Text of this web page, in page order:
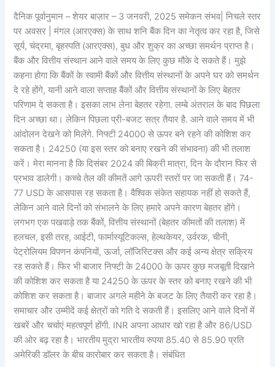
दैनिक पूर्वानुमान – शेयर बाज़ार – 3 जनवरी, 2025 समेकन संभव| निचले स्तर
पर अवसर | मंगल (आरएक्स) के साथ शनि बैंक दिन का नेतृत्व कर रहा है, जिसे
सूर्य, चंद्रमा, बृहस्पति (आरएक्स), बुध और शुक्र का अच्छा समर्थन प्राप्त है।
बैंक और वित्तीय संस्थान आने वाले समय के लिए कुछ मौके दे सकते हैं। मुझे
कहना होगा कि बैंकों के स्वामी बैंकों और वित्तीय संस्थानों के अपने घर को समर्थन
दे रहे होंगे, यानी आने वाला सप्ताह बैंकों और वित्तीय संस्थानों के लिए बेहतर
परिणाम दे सकता है। इसका लाभ लेना बेहतर रहेगा. लम्बे अंतराल के बाद पिछला
दिन अच्छा था। लेकिन पिछला प्री-बजट सत्र तैयार है. आने वाले समय में भी
आंदोलन देखने को मिलेंगे. निफ्टी 24000 से ऊपर बने रहने की कोशिश कर
सकता है। 24250 (या इस स्तर को बनाए रखने की संभावना) की भी तलाश
करें। मेरा मानना ​​है कि दिसंबर 2024 की बिक्री मात्रा, दिन के दौरान फिर से
प्रभाव डालेगी। कच्चे तेल की कीमतें आगे ऊपरी स्तरों पर जा सकती हैं। 74-
77 USD के आसपास रह सकता है। वैश्विक संकेत सहायक नहीं हो सकते हैं,
लेकिन आने वाले दिनों को संभालने के लिए हमारे अपने कारण बेहतर होंगे।
लगभग एक पखवाड़े तक बैंकों, वित्तीय संस्थानों (बेहतर कीमतों की तलाश) में
हलचल, इसी तरह, आईटी, फार्मास्यूटिकल्स, हेल्थकेयर, उर्वरक, चीनी,
पेट्रोलियम विपणन कंपनियों, ऊर्जा, लॉजिस्टिक्स और कई अन्य क्षेत्र सक्रिय
रह सकते हैं। फिर भी बाजार निफ्टी के 24000 के ऊपर कुछ मजबूती दिखाने
की कोशिश कर सकता है या 24250 के ऊपर के स्तर को बनाए रखने की भी
कोशिश कर सकता है। बाजार अगले महीने के बजट के लिए तैयारी कर रहा है।
समाचार और उम्मीदें कई क्षेत्रों को गति दे सकती हैं। इसलिए आने वाले दिनों में
खबरें और चर्चाएं महत्वपूर्ण होंगी. INR अपना आधार खो रहा है और 86/USD
की ओर बढ़ रहा है। भारतीय मुद्रा भारतीय रुपया 85.40 से 85.90 प्रति
अमेरिकी डॉलर के बीच कारोबार कर सकता है। संबंधित